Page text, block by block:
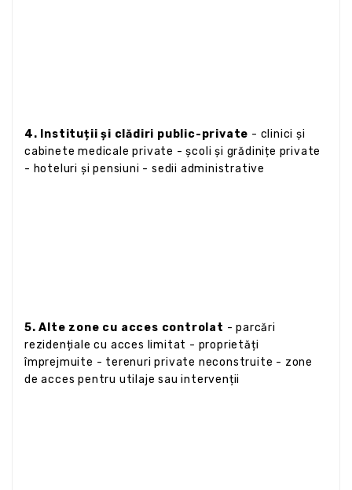
4. Instituții și clădiri public-private - clinici și
cabinete medicale private - școli și grădinițe private
- hoteluri și pensiuni - sedii administrative
5. Alte zone cu acces controlat - parcări
rezidențiale cu acces limitat - proprietăți
împrejmuite - terenuri private neconstruite - zone
de acces pentru utilaje sau intervenții